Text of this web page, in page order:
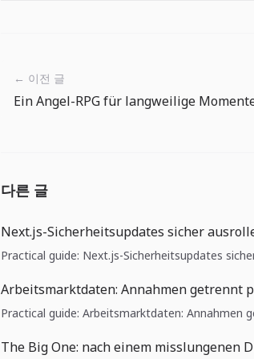
← 이전 글
Ein Angel-RPG für langweilige
다른 글
Next.js-Sicherheitsupdates sicher
Practical guide: Next.js-Sicherheitsupdates
Arbeitsmarktdaten: Annahmen getrennt
Practical guide: Arbeitsmarktdaten: Annahmen
The Big One: nach einem misslungenen